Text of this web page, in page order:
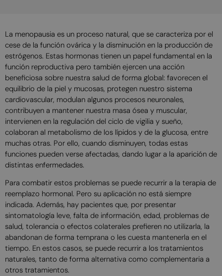
La menopausia es un proceso natural, que se caracteriza por el
cese de la función ovárica y la disminución en la producción de
estrógenos. Estas hormonas tienen un papel fundamental en la
función reproductiva pero también ejercen una acción
beneficiosa sobre nuestra salud de forma global: favorecen el
equilibrio de la piel y mucosas, protegen nuestro sistema
cardiovascular, modulan algunos procesos neuronales,
contribuyen a mantener nuestra masa ósea y muscular,
intervienen en la regulación del ciclo de vigilia y sueño,
colaboran al metabolismo de los lípidos y de la glucosa, entre
muchas otras. Por ello, cuando disminuyen, todas estas
funciones pueden verse afectadas, dando lugar a la aparición de
distintas enfermedades.
Para combatir estos problemas se puede recurrir a la terapia de
reemplazo hormonal. Pero su aplicación no está siempre
indicada. Además, hay pacientes que, por presentar
sintomatología leve, falta de información, edad, problemas de
salud, tolerancia o efectos colaterales prefieren no utilizarla, la
abandonan de forma temprana o les cuesta mantenerla en el
tiempo. En estos casos, se puede recurrir a los tratamientos
naturales, tanto de forma alternativa como complementaria a
otros tratamientos.